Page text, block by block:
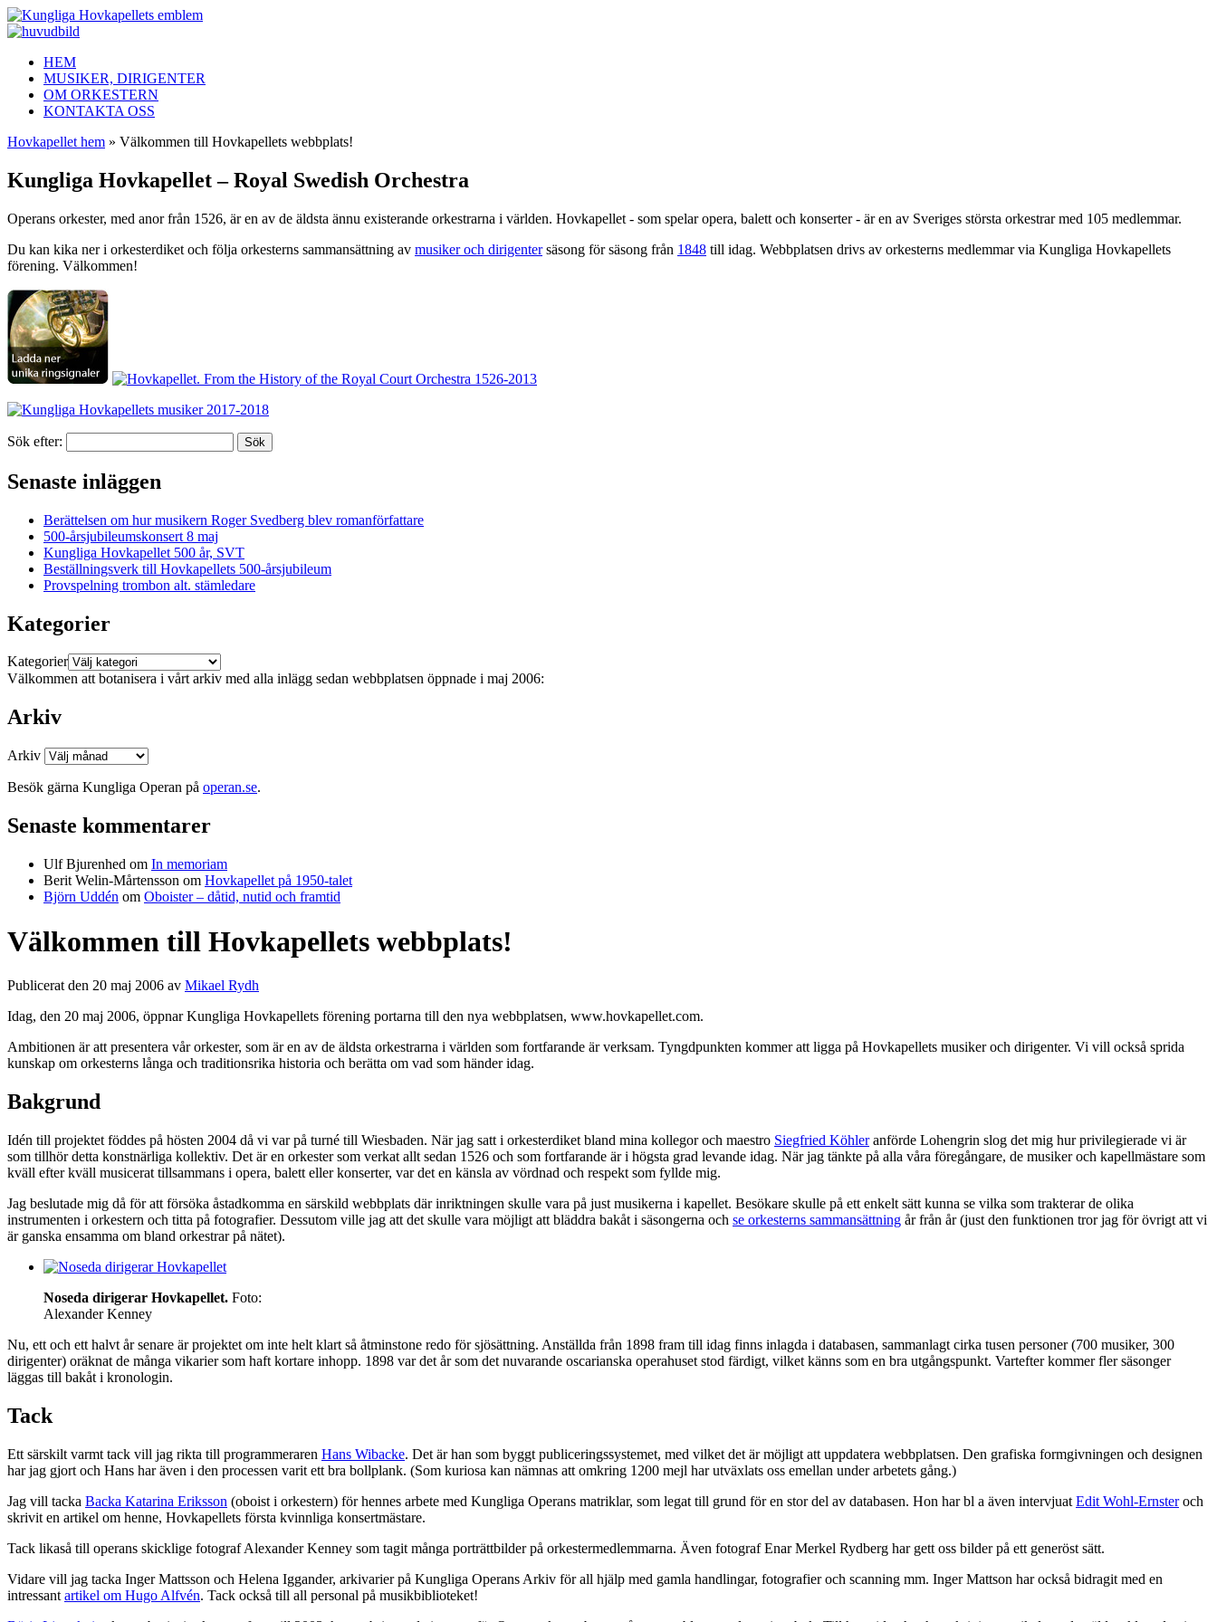
HEM
MUSIKER, DIRIGENTER
OM ORKESTERN
KONTAKTA OSS
Hovkapellet hem » Välkommen till Hovkapellets webbplats!
Kungliga Hovkapellet – Royal Swedish Orchestra
Operans orkester, med anor från 1526, är en av de äldsta ännu existerande orkestrarna i världen. Hovkapellet - som spelar opera, balett och konserter - är en av Sveriges största orkestrar med 105 medlemmar.
Du kan kika ner i orkesterdiket och följa orkesterns sammansättning av musiker och dirigentersäsong för säsong från 1848 till idag. Webbplatsen drivs av orkesterns medlemmar via Kungliga Hovkapellets
förening. Välkommen!
Sök efter:
Senaste inläggen
Berättelsen om hur musikern Roger Svedberg blev romanförfattare
500-årsjubileumskonsert 8 maj
Kungliga Hovkapellet 500 år, SVT
Beställningsverk till Hovkapellets 500-årsjubileum
Provspelning trombon alt. stämledare
Kategorier
Kategorier
Välkommen att botanisera i vårt arkiv med alla inlägg sedan webbplatsen öppnade i maj 2006:
Arkiv
Arkiv
Besök gärna Kungliga Operan på operan.se.
Senaste kommentarer
Ulf Bjurenhed om In memoriam
Berit Welin-Mårtensson om Hovkapellet på 1950-talet
Björn Uddén om Oboister – dåtid, nutid och framtid
Välkommen till Hovkapellets webbplats!
Publicerat den 20 maj 2006 av Mikael Rydh
Idag, den 20 maj 2006, öppnar Kungliga Hovkapellets förening portarna till den nya webbplatsen, www.hovkapellet.com.
Ambitionen är att presentera vår orkester, som är en av de äldsta orkestrarna i världen som fortfarande är verksam. Tyngdpunkten kommer att ligga på Hovkapellets musiker och dirigenter. Vi vill också sprida
kunskap om orkesterns långa och traditionsrika historia och berätta om vad som händer idag.
Bakgrund
Idén till projektet föddes på hösten 2004 då vi var på turné till Wiesbaden. När jag satt i orkesterdiket bland mina kollegor och maestro Siegfried Köhleranförde Lohengrin slog det mig hur privilegierade vi är
som tillhör detta konstnärliga kollektiv. Det är en orkester som verkat allt sedan 1526 och som fortfarande är i högsta grad levande idag. När jag tänkte på alla våra föregångare, de musiker och kapellmästare som
kväll efter kväll musicerat tillsammans i opera, balett eller konserter, var det en känsla av vördnad och respekt som fyllde mig.
Jag beslutade mig då för att försöka åstadkomma en särskild webbplats där inriktningen skulle vara på just musikerna i kapellet. Besökare skulle på ett enkelt sätt kunna se vilka som trakterar de olika
instrumenten i orkestern och titta på fotografier. Dessutom ville jag att det skulle vara möjligt att bläddra bakåt i säsongerna och se orkesterns sammansättning år från år (just den funktionen tror jag för övrigt att vi
är ganska ensamma om bland orkestrar på nätet).
Noseda dirigerar Hovkapellet. Foto:
Alexander Kenney
Nu, ett och ett halvt år senare är projektet om inte helt klart så åtminstone redo för sjösättning. Anställda från 1898 fram till idag finns inlagda i databasen, sammanlagt cirka tusen personer (700 musiker, 300
dirigenter) oräknat de många vikarier som haft kortare inhopp. 1898 var det år som det nuvarande oscarianska operahuset stod färdigt, vilket känns som en bra utgångspunkt. Vartefter kommer fler säsonger
läggas till bakåt i kronologin.
Tack
Ett särskilt varmt tack vill jag rikta till programmeraren Hans Wibacke. Det är han som byggt publiceringssystemet, med vilket det är möjligt att uppdatera webbplatsen. Den grafiska formgivningen och designen
har jag gjort och Hans har även i den processen varit ett bra bollplank. (Som kuriosa kan nämnas att omkring 1200 mejl har utväxlats oss emellan under arbetets gång.)
Jag vill tacka Backa Katarina Eriksson (oboist i orkestern) för hennes arbete med Kungliga Operans matriklar, som legat till grund för en stor del av databasen. Hon har bl a även intervjuat Edit Wohl-Ernsteroch
skrivit en artikel om henne, Hovkapellets första kvinnliga konsertmästare.
Tack likaså till operans skicklige fotograf Alexander Kenney som tagit många porträttbilder på orkestermedlemmarna. Även fotograf Enar Merkel Rydberg har gett oss bilder på ett generöst sätt.
Vidare vill jag tacka Inger Mattsson och Helena Iggander, arkivarier på Kungliga Operans Arkiv för all hjälp med gamla handlingar, fotografier och scanning mm. Inger Mattson har också bidragit med en
intressant artikel om Hugo Alfvén. Tack också till all personal på musikbiblioteket!